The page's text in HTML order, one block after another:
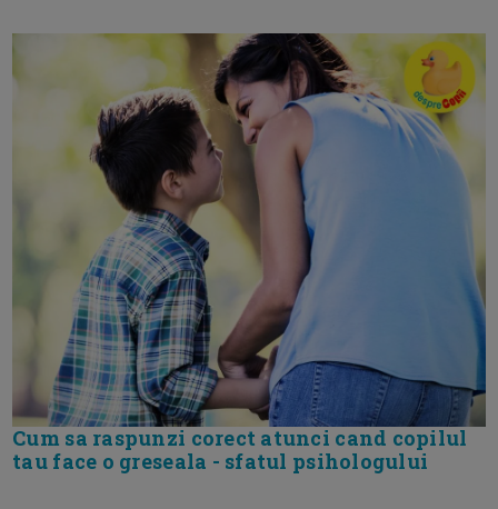
Cum sa raspunzi corect atunci cand copilul
tau face o greseala - sfatul psihologului